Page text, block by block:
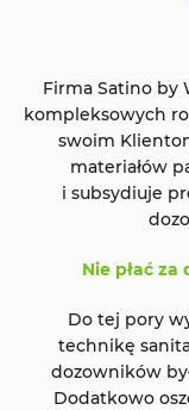
Firma Satino by
kompleksowych
swoim
materiałów
i subsydiuje
Nie płać
Do tej pory
technikę
dozowników
Dodatkowo